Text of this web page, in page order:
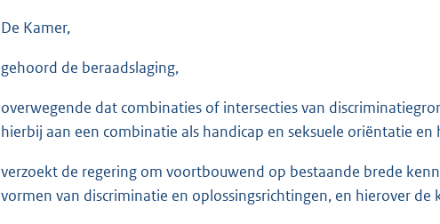
K
De Kamer,
gehoord de beraadslaging,
overwegende dat combinaties of intersecties van
hierbij aan een combinatie als handicap en seksuele oriëntatie
verzoekt de regering om voortbouwend op bestaande brede
vormen van discriminatie en oplossingsrichtingen, en hierover